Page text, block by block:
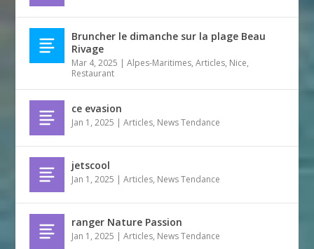
Bruncher le dimanche sur la plage Beau
Rivage
Mar 4, 2025 |Alpes-Maritimes,Articles, Nice,
Restaurant
ce evasion
Jan 1, 2025 |Articles, News Tendance
jetscool
Jan 1, 2025 |Articles, News Tendance
ranger Nature Passion
Jan 1, 2025 |Articles, News Tendance